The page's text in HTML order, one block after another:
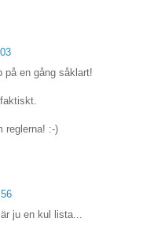
på en gång såklart!
reglerna! :-)
ju en kul lista...